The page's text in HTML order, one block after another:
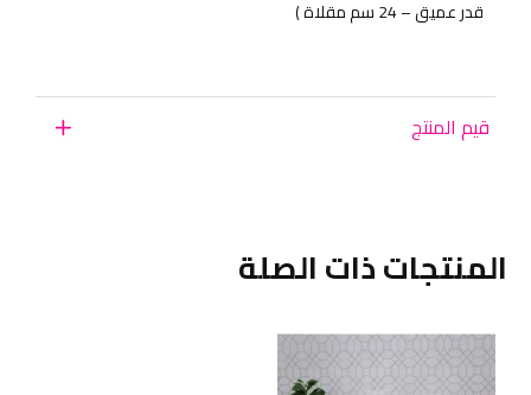
قدر عميق – 24 سم مقلاة )
قيم المنتج
المنتجات ذات الصلة